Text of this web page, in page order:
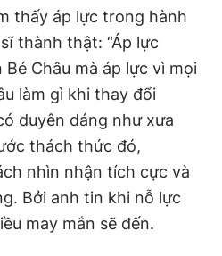
thấy áp lực trong hành
thành thật: “Áp lực
Châu mà áp lực vì mọi
làm gì khi thay đổi
duyên dáng như xưa
thách thức đó,
nhìn nhận tích cực và
Bởi anh tin khi nỗ lực
may mắn sẽ đến.